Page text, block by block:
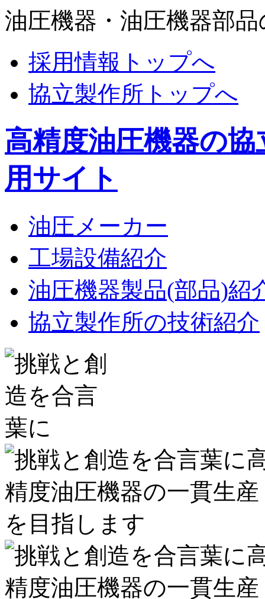
油圧機器・油圧機器部
採用情報トップへ
協立製作所トップへ
高精度油圧機器の
用サイト
油圧メーカー
工場設備紹介
油圧機器製品(部品)紹
協立製作所の技術紹介